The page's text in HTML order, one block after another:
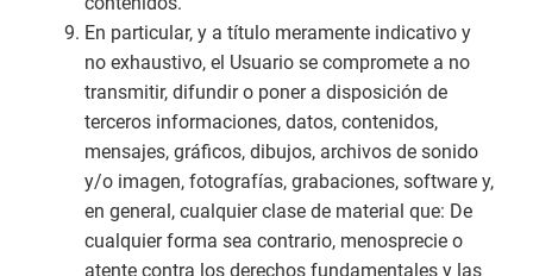
En particular, y a título meramente indicativo y
no exhaustivo, el Usuario se compromete a no
transmitir, difundir o poner a disposición de
terceros informaciones, datos, contenidos,
mensajes, gráficos, dibujos, archivos de sonido
y/o imagen, fotografías, grabaciones, software y,
en general, cualquier clase de material que: De
cualquier forma sea contrario, menosprecie o
atente contra los derechos fundamentales y las